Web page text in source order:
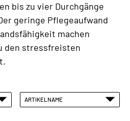
bis zu vier Durchgänge
geringe Pflegeaufwand
machen
den stressfreisten
ARTIKELNAME